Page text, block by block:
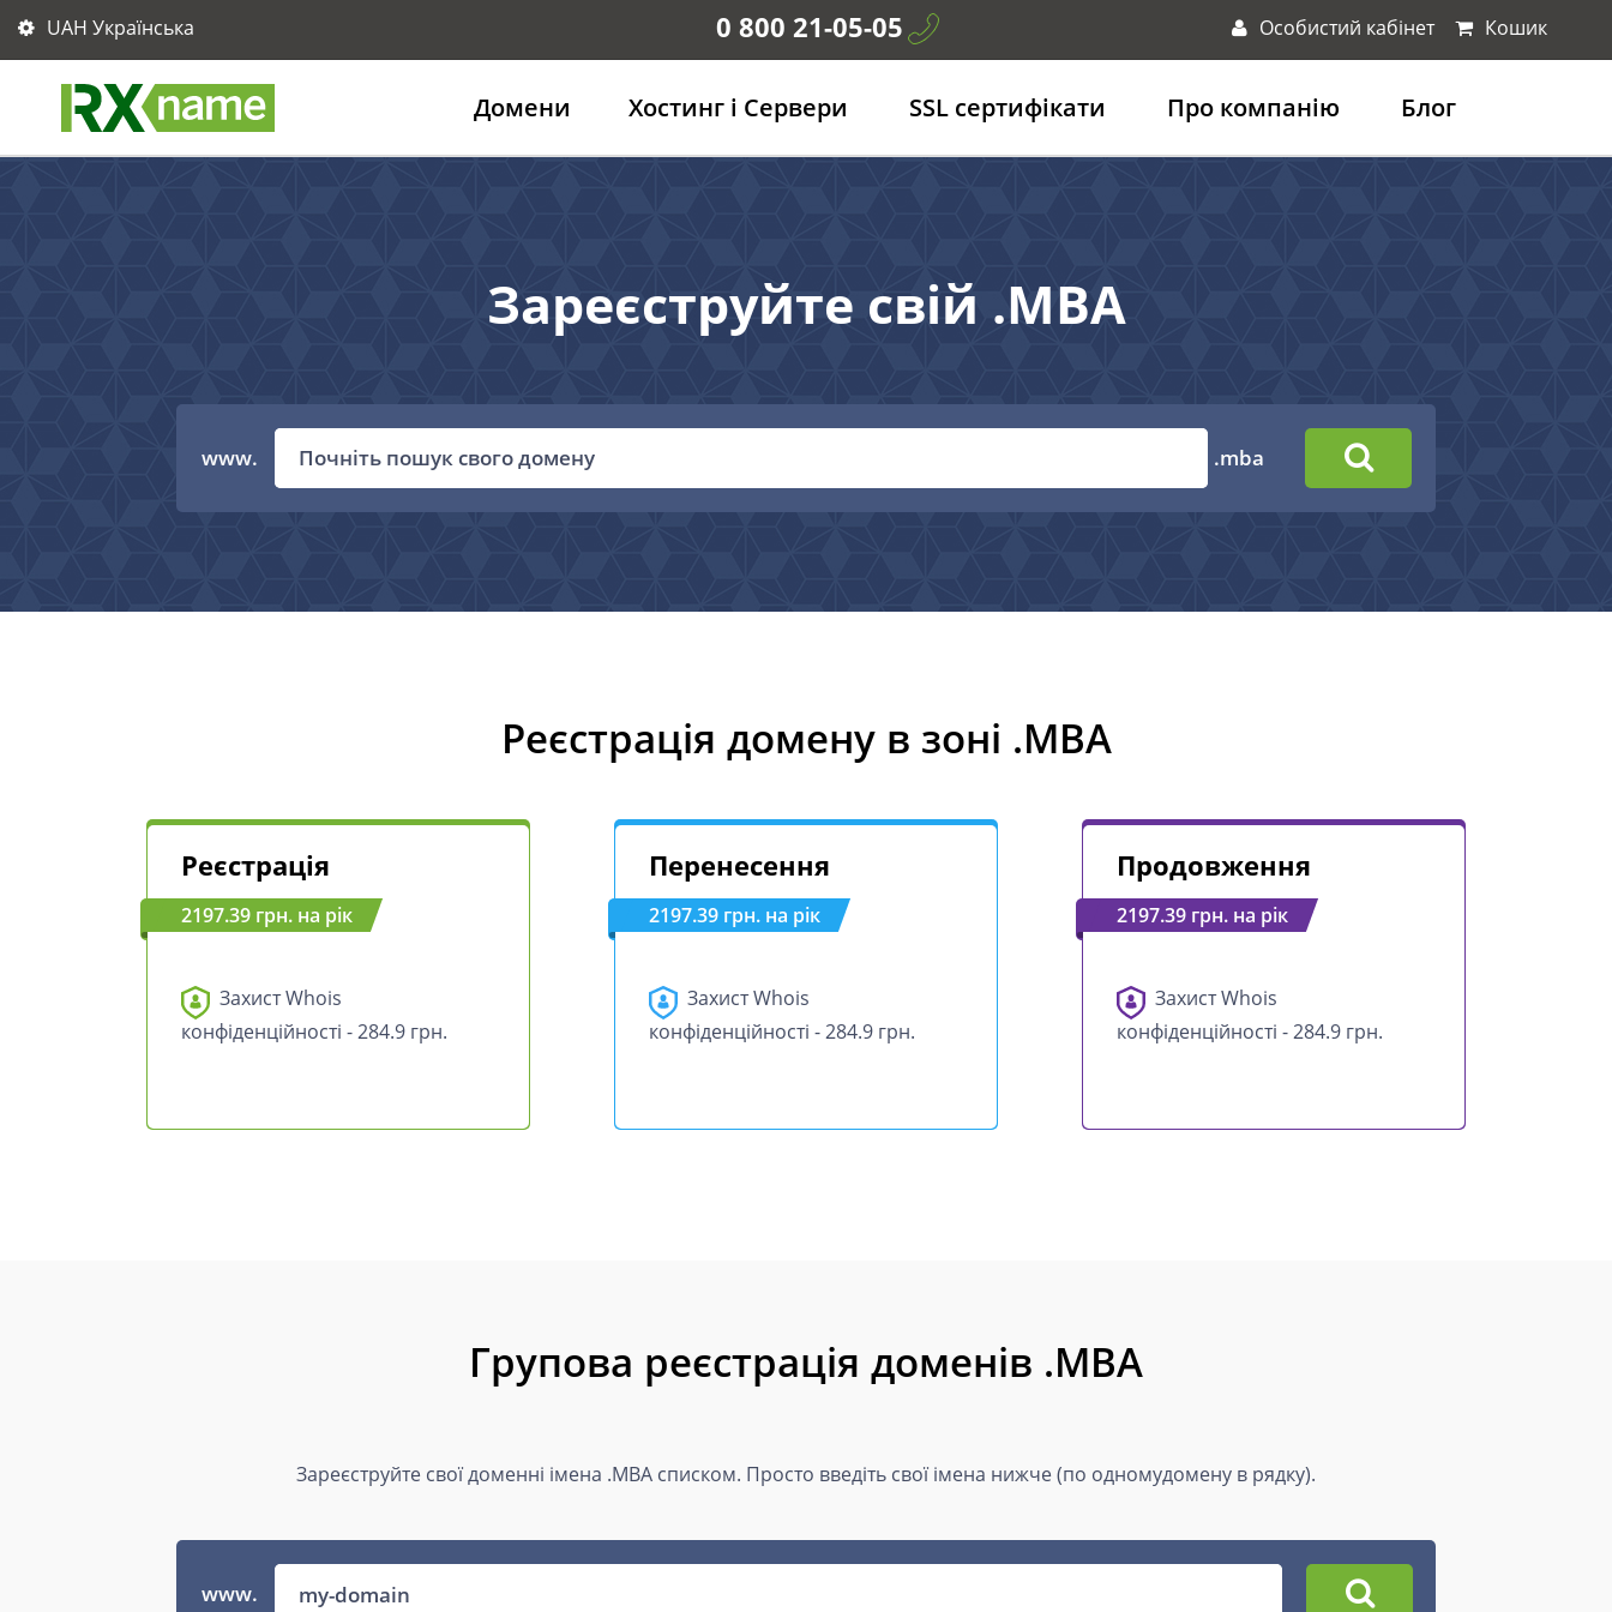
UAH Українська 0 800 21-05-05 Особистий кабінет Кошик
Домени Хостинг і Сервери SSL сертифікати Про компанію Блог
Зареєструйте свій .MBA
www. .mba
Реєстрація домену в зоні .MBA
Реєстрація
2197.39 грн. на рік
Захист Whois
конфіденційності - 284.9 грн.
Перенесення
2197.39 грн. на рік
Захист Whois
конфіденційності - 284.9 грн.
Продовження
2197.39 грн. на рік
Захист Whois
конфіденційності - 284.9 грн.
Групова реєстрація доменів .MBA
Зареєструйте свої доменні імена .MBA списком. Просто введіть свої імена нижче (по одномудомену в рядку).
www.